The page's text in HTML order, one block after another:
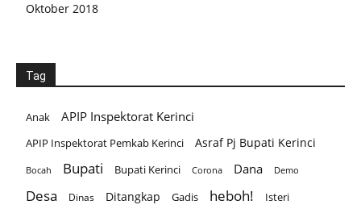
Oktober 2018
Tag
Anak APIP Inspektorat Kerinci
APIP Inspektorat Pemkab Kerinci Asraf Pj Bupati Kerinci
Bocah Bupati Bupati Kerinci Corona Dana Demo
Desa Dinas Ditangkap Gadis heboh! Isteri